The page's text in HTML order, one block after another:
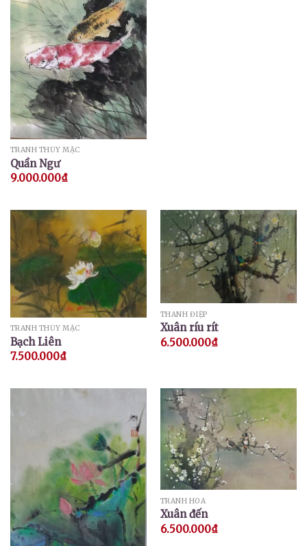
TRANH THỦY MẶC
Quần Ngư
9.000.000₫
TRANH THỦY MẶC
Bạch Liên
7.500.000₫
THANH ĐIỆP
Xuân ríu rít
6.500.000₫
TRANH HOA
Xuân đến
6.500.000₫